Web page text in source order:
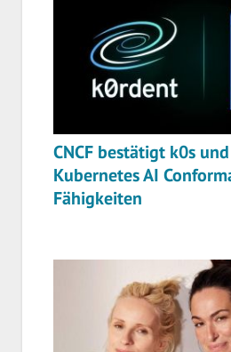
CNCF bestätigt k0s
Kubernetes AI
Fähigkeiten